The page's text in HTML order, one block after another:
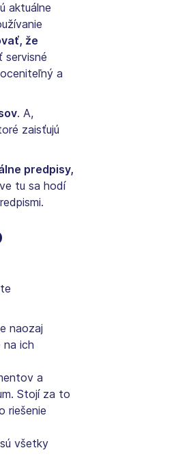
aktuálne
že
servisné
a
. A,
zaisťujú
predpisy,
tu sa hodí
naozaj
na ich
a
Stojí za to
riešenie
všetky